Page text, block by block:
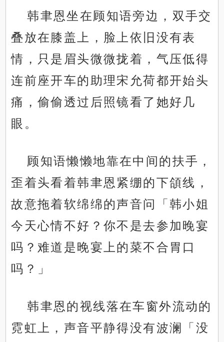
韩聿恩坐在顾知语旁边，双手交
叠放在膝盖上，脸上依旧没有表
情，只是眉头微微拢着，气压低得
连前座开车的助理宋允荷都开始头
痛，偷偷透过后照镜看了她好几
眼。
顾知语懒懒地靠在中间的扶手，
歪着头看着韩聿恩紧绷的下頜线，
故意拖着软绵绵的声音问「韩小姐
今天心情不好？你不是去参加晚宴
吗？难道是晚宴上的菜不合胃口
吗？」
韩聿恩的视线落在车窗外流动的
霓虹上，声音平静得没有波澜「没